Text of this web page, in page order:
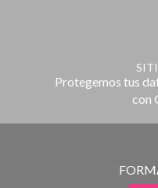
Protegemos tus
con